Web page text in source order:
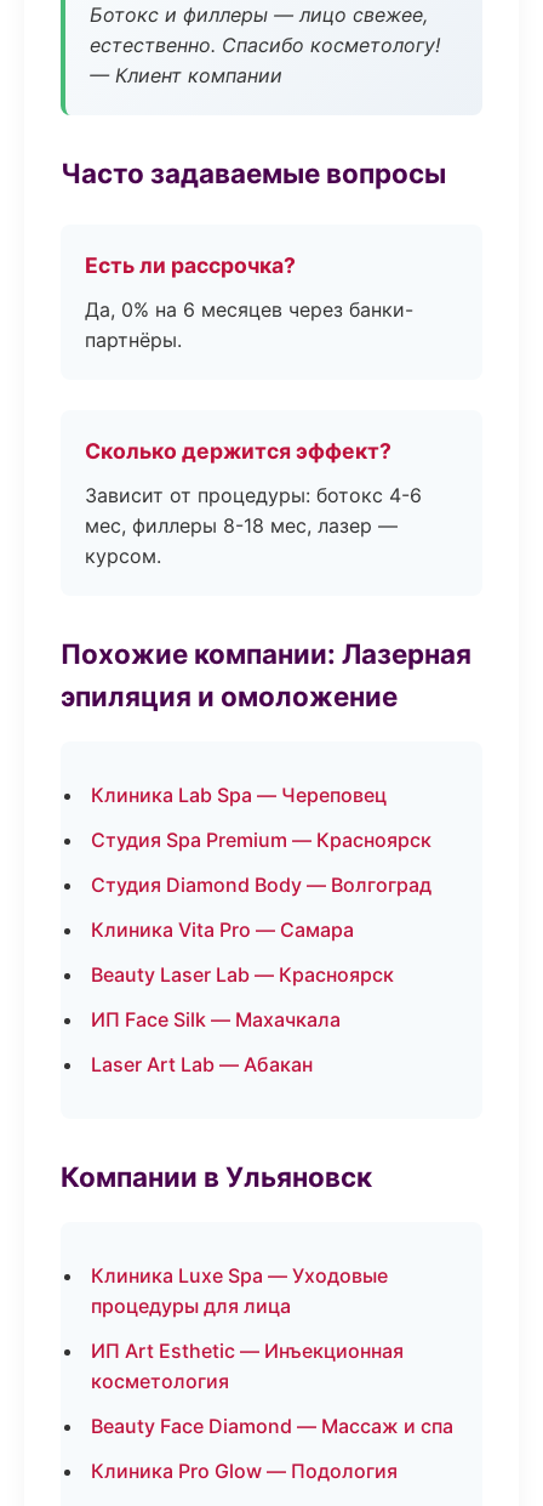
Ботокс и филлеры — лицо свежее,
естественно. Спасибо косметологу!
— Клиент компании
Часто задаваемые вопросы
Есть ли рассрочка?
Да, 0% на 6 месяцев через банки-
партнёры.
Сколько держится эффект?
Зависит от процедуры: ботокс 4-6
мес, филлеры 8-18 мес, лазер —
курсом.
Похожие компании: Лазерная
эпиляция и омоложение
Клиника Lab Spa — Череповец
Студия Spa Premium — Красноярск
Студия Diamond Body — Волгоград
Клиника Vita Pro — Самара
Beauty Laser Lab — Красноярск
ИП Face Silk — Махачкала
Laser Art Lab — Абакан
Компании в Ульяновск
Клиника Luxe Spa — Уходовые
процедуры для лица
ИП Art Esthetic — Инъекционная
косметология
Beauty Face Diamond — Массаж и спа
Клиника Pro Glow — Подология